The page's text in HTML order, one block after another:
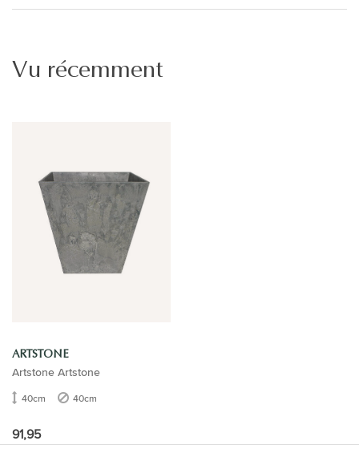
Vu récemment
ARTSTONE
Artstone Artstone
40cm 40cm
91,95